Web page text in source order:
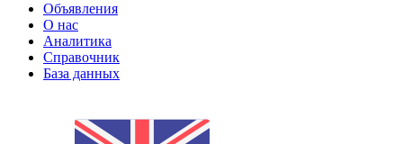
Объявления
О нас
Аналитика
Справочник
База данных